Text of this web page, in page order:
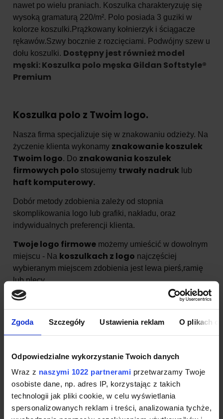
Zgoda Szczegóły Ustawienia reklam O plikach
Odpowiedzialne wykorzystanie Twoich danych
Wraz z naszymi 1022 partnerami przetwarzamy Twoje
osobiste dane, np. adres IP, korzystając z takich
technologii jak pliki cookie, w celu wyświetlania
spersonalizowanych reklam i treści, analizowania tychże,
nawet po wielu praniach. Koszulka charakteryzuję się
wysoką gramaturą 220/m². Polo posiada 3 guziki w
kolorze koszulki.Prążkowany kołnierzyk i ściągacze
rękawów.Szwy bocznie z rozcięciami. Podwójny szew u
dołu koszulki. Dostępny jest również model
męski: Koszulka polo męska Gildan Softstyle®
Premium
Koszulka polo z Twoim logo.
Nasza firma specjalizuje się w znakowaniu odzieży. Na
życzenie klienta wykonamy znakowanie koszulek
Twoim logo. Do znakowania koszulek
firmowych polo stosujemy trwały nadruk lub
haft komputerowy.
Dobór metody zdobienia zależy od stopnia
skomplikowania logo lub grafiki, nakładu, oraz
indywidualnych preferencji klienta.
Twoje logo firmowe możemy umieścić w dowolnym
miejscu - Na koszulkach z logo najczęściej
wybieranym miejscem zdobienia jest lewa pierś,ramię
lub plecy.
Szczegóły dotyczące produktu:
Czesana bawełna ring spun
Dekatyzowana
Dopasowany fason
Metka transferowa
Listwa z 3 guzikami w kolorze koszulki
Prążkowany kołnierzyk i ściągacze rękawów